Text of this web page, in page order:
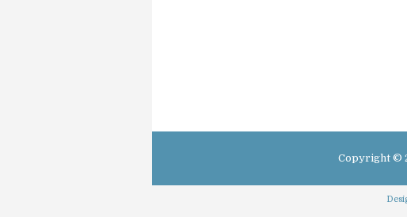
Copyright ©